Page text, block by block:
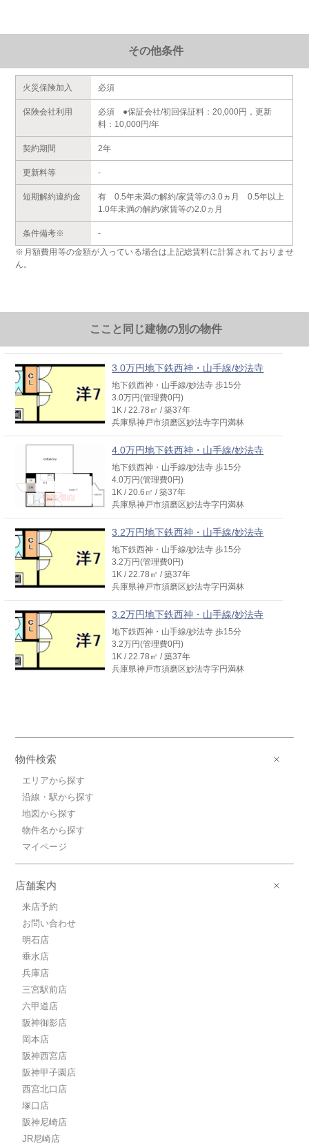
その他条件
火災保険加入 必須
保険会社利用
必須 ●保証会社/初回保証料：20,000円，更新
料：10,000円/年
契約期間 2年
更新料等 -
短期解約違約金
有 0.5年未満の解約/家賃等の3.0ヵ月 0.5年以上
1.0年未満の解約/家賃等の2.0ヵ月
条件備考※
-
※月額費用等の金額が入っている場合は上記総賃料に計算されておりませ
ん。
ここと同じ建物の別の物件
3.0万円地下鉄西神・山手線/妙法寺
地下鉄西神・山手線/妙法寺 歩15分
3.0万円(管理費0円)
1K / 22.78㎡ / 築37年
兵庫県神戸市須磨区妙法寺字円満林
4.0万円地下鉄西神・山手線/妙法寺
地下鉄西神・山手線/妙法寺 歩15分
4.0万円(管理費0円)
1K / 20.6㎡ / 築37年
兵庫県神戸市須磨区妙法寺字円満林
3.2万円地下鉄西神・山手線/妙法寺
地下鉄西神・山手線/妙法寺 歩15分
3.2万円(管理費0円)
1K / 22.78㎡ / 築37年
兵庫県神戸市須磨区妙法寺字円満林
3.2万円地下鉄西神・山手線/妙法寺
地下鉄西神・山手線/妙法寺 歩15分
3.2万円(管理費0円)
1K / 22.78㎡ / 築37年
兵庫県神戸市須磨区妙法寺字円満林
物件検索
エリアから探す
沿線・駅から探す
地図から探す
物件名から探す
マイページ
店舗案内
来店予約
お問い合わせ
明石店
垂水店
兵庫店
三宮駅前店
六甲道店
阪神御影店
岡本店
阪神西宮店
阪神甲子園店
西宮北口店
塚口店
阪神尼崎店
JR尼崎店